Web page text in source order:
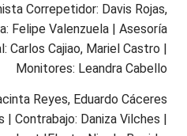
Correpetidor: Davis Rojas,
Felipe Valenzuela | Asesoría
Carlos Cajiao, Mariel Castro |
Monitores: Leandra Cabello
Reyes, Eduardo Cáceres
Contrabajo: Daniza Vilches |